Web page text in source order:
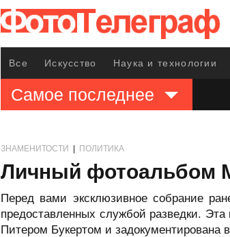
Все Искусство Наука и технологии
Самое последнее
ЗНАМЕНИТОСТИ ПОЛИТИКА
Личный фотоальбом
Перед вами эксклюзивное собрание
предоставленных службой разведки.
Питером Букертом и